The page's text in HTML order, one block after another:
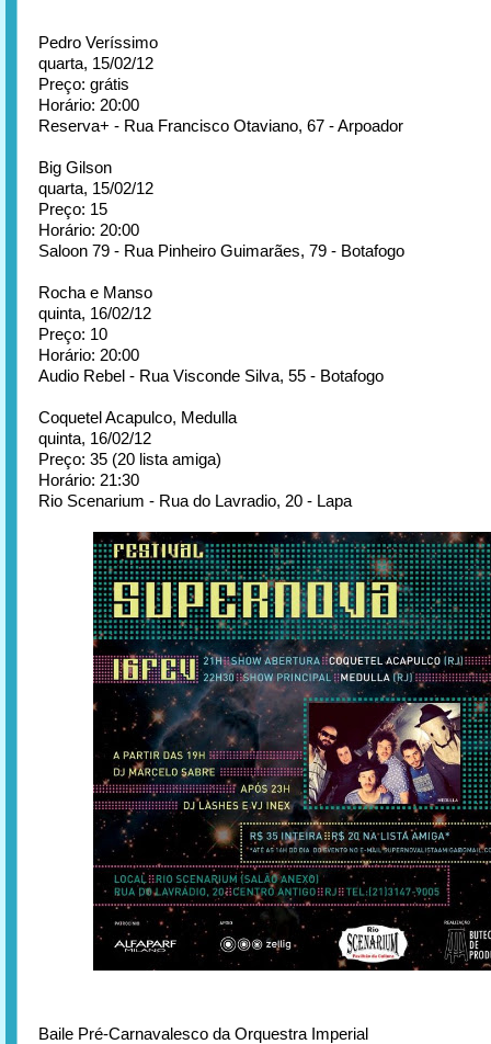
Pedro Veríssimo
quarta, 15/02/12
Preço: grátis
Horário: 20:00
Reserva+ - Rua Francisco Otaviano, 67 - Arpoador
Big Gilson
quarta, 15/02/12
Preço: 15
Horário: 20:00
Saloon 79 - Rua Pinheiro Guimarães, 79 - Botafogo
Rocha e Manso
quinta, 16/02/12
Preço: 10
Horário: 20:00
Audio Rebel - Rua Visconde Silva, 55 - Botafogo
Coquetel Acapulco, Medulla
quinta, 16/02/12
Preço: 35 (20 lista amiga)
Horário: 21:30
Rio Scenarium - Rua do Lavradio, 20 - Lapa
Baile Pré-Carnavalesco da Orquestra Imperial